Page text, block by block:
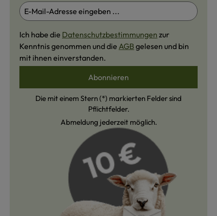
Ich habe die Datenschutzbestimmungen zur
Kenntnis genommen und die AGB gelesen und bin
mit ihnen einverstanden.
Abonnieren
Die mit einem Stern (*) markierten Felder sind
Pflichtfelder.
Abmeldung jederzeit möglich.